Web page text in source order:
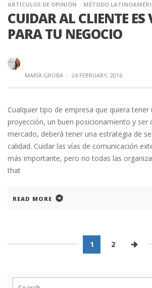
ARTÍCULOS DE OPINIÓN MÉTODO
CUIDAR AL CLIENTE ES
PARA TU NEGOCIO
MARÍA GROBA · 24 FEBRUARY, 2016
Cualquier tipo de empresa que quiera tener
proyección, un buen posicionamiento y ser
mercado, deberá tener una estrategia de
calidad. Cuidar las vías de comunicación
más importante, pero no todas las
that
READ MORE
1 2